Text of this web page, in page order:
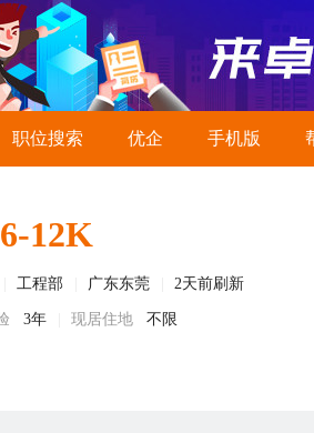
职位搜索 优企 手机版
6-12K
工程部 广东东莞 2天前刷新
3年 现居住地 不限